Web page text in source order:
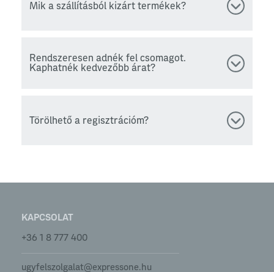
Mik a szállításból kizárt termékek?
Rendszeresen adnék fel csomagot.
Kaphatnék kedvezőbb árat?
Törölhető a regisztrációm?
KAPCSOLAT
+36 1 8 777 400
ugyfelszolgalat@expressone.hu